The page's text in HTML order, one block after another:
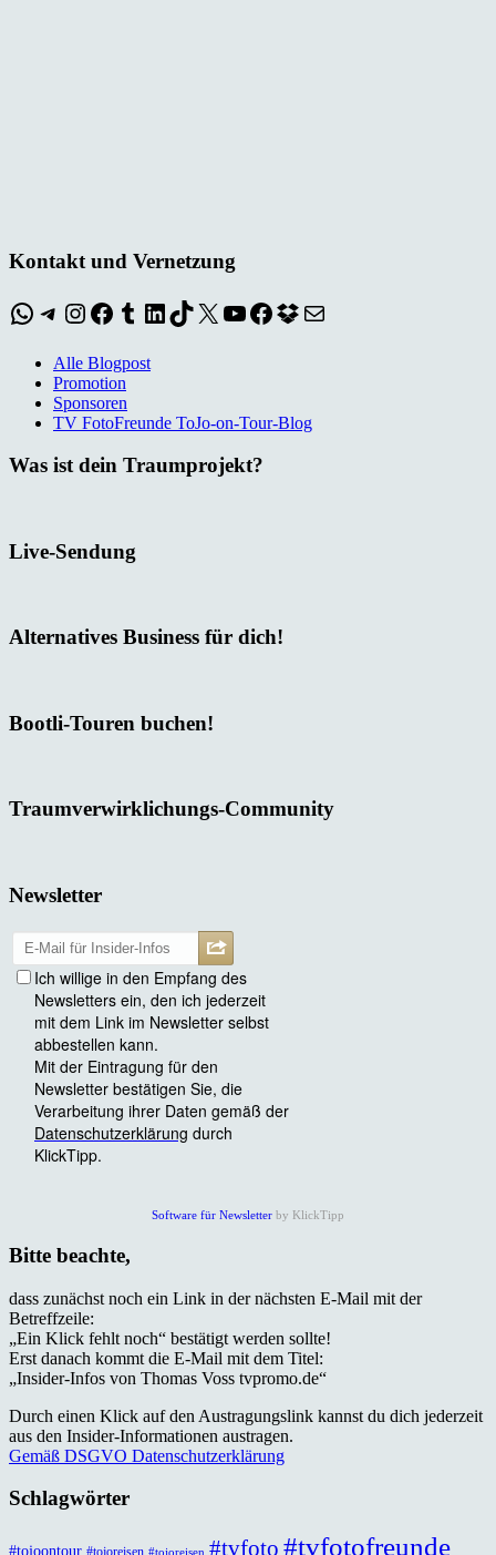
Kontakt und Vernetzung
WhatsApp
Telegram
Instagram
Facebook
Tumblr
LinkedIn
TikTok
X YouTube
Facebook
Dropbox
E-Mail
Alle Blogpost
Promotion
Sponsoren
TV FotoFreunde ToJo-on-Tour-Blog
Was ist dein Traumprojekt?
Live-Sendung
Alternatives Business für dich!
Bootli-Touren buchen!
Traumverwirklichungs-Community
Newsletter
Software für Newsletter by KlickTipp
Bitte beachte,
dass zunächst noch ein Link in der nächsten E-Mail mit der
Betreffzeile:
„Ein Klick fehlt noch“ bestätigt werden sollte!
Erst danach kommt die E-Mail mit dem Titel:
„Insider-Infos von Thomas Voss tvpromo.de“
Durch einen Klick auf den Austragungslink kannst du dich jederzeit
aus den Insider-Informationen austragen.
Gemäß DSGVO Datenschutzerklärung
Schlagwörter
#tojoontour #tojoreisen #tojoreisen #tvfoto #tvfotofreunde